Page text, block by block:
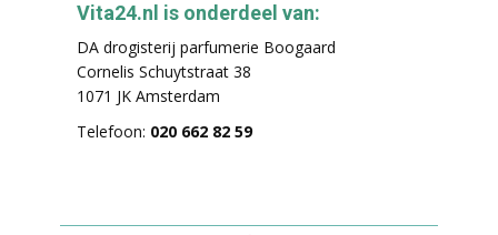
Vita24.nl is onderdeel van:
DA drogisterij parfumerie Boogaard
Cornelis Schuytstraat 38
1071 JK Amsterdam
Telefoon: 020 662 82 59